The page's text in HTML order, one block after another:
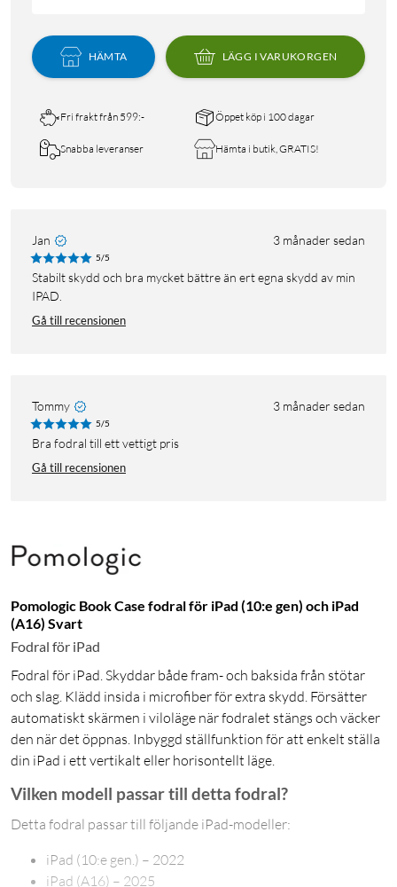
HÄMTA LÄGG I VARUKORGEN
Fri frakt från 599:- Öppet köp i 100 dagar
Snabba leveranser Hämta i butik, GRATIS!
Jan 3 månader sedan
5/5
Stabilt skydd och bra mycket bättre än ert egna skydd av min
IPAD.
Gå till recensionen
Tommy 3 månader sedan
5/5
Bra fodral till ett vettigt pris
Gå till recensionen
Pomologic Book Case fodral för iPad (10:e gen) och iPad
(A16) Svart
Fodral för iPad
Fodral för iPad. Skyddar både fram- och baksida från stötar
och slag. Klädd insida i microfiber för extra skydd. Försätter
automatiskt skärmen i viloläge när fodralet stängs och väcker
den när det öppnas. Inbyggd ställfunktion för att enkelt ställa
din iPad i ett vertikalt eller horisontellt läge.
Vilken modell passar till detta fodral?
Detta fodral passar till följande iPad-modeller:
iPad (10:e gen.) – 2022
iPad (A16) – 2025